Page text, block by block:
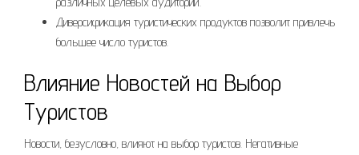
Диверсификация туристических продуктов позволит привлечь
большее число туристов.
Влияние Новостей на Выбор
Туристов
Новости, безусловно, влияют на выбор туристов. Негативные